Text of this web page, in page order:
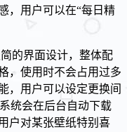
，用户可以在“每日精
的界面设计，整体配
，使用时不会占用过多
，用户可以设定更换间
统会在后台自动下载
户对某张壁纸特别喜